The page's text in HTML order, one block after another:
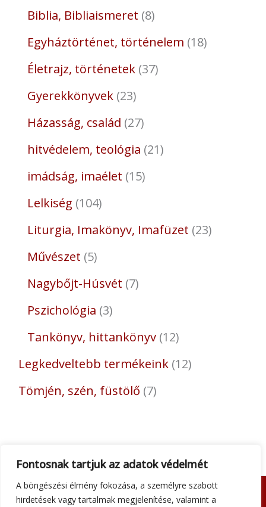
Fontosnak tartjuk az adatok védelmét
A böngészési élmény fokozása, a személyre szabott
hirdetések vagy tartalmak megjelenítése, valamint a
Biblia, Bibliaismeret 8
Egyháztörténet, történelem 18
Életrajz, történetek 37
Gyerekkönyvek 23
Házasság, család 27
hitvédelem, teológia 21
imádság, imaélet 15
Lelkiség 104
Liturgia, Imakönyv, Imafüzet 23
Művészet 5
Nagybőjt-Húsvét 7
Pszichológia 3
Tankönyv, hittankönyv 12
Legkedveltebb termékeink 12
Tömjén, szén, füstölő 7